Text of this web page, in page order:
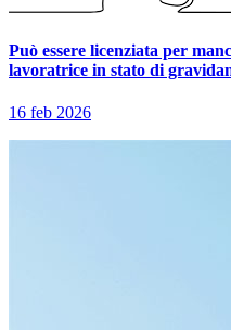
Può essere licenziata per
lavoratrice in stato di
16 feb 2026